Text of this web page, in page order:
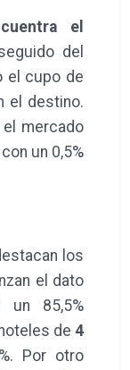
el
del
el cupo de
el destino.
mercado
con un 0,5%
los
el dato
un 85,5%
de 4
Por otro